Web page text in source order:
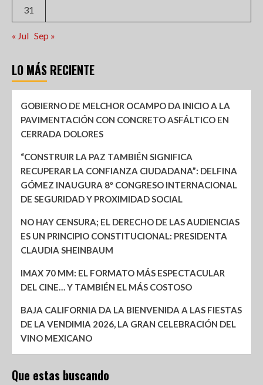
31
« Jul Sep »
LO MÁS RECIENTE
GOBIERNO DE MELCHOR OCAMPO DA INICIO A LA
PAVIMENTACIÓN CON CONCRETO ASFÁLTICO EN
CERRADA DOLORES
“CONSTRUIR LA PAZ TAMBIÉN SIGNIFICA
RECUPERAR LA CONFIANZA CIUDADANA”: DELFINA
GÓMEZ INAUGURA 8º CONGRESO INTERNACIONAL
DE SEGURIDAD Y PROXIMIDAD SOCIAL
NO HAY CENSURA; EL DERECHO DE LAS AUDIENCIAS
ES UN PRINCIPIO CONSTITUCIONAL: PRESIDENTA
CLAUDIA SHEINBAUM
IMAX 70 MM: EL FORMATO MÁS ESPECTACULAR
DEL CINE… Y TAMBIÉN EL MÁS COSTOSO
BAJA CALIFORNIA DA LA BIENVENIDA A LAS FIESTAS
DE LA VENDIMIA 2026, LA GRAN CELEBRACIÓN DEL
VINO MEXICANO
Que estas buscando